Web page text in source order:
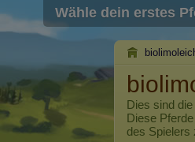
Wähle dein erstes
Dies sind
Diese
des Spielers